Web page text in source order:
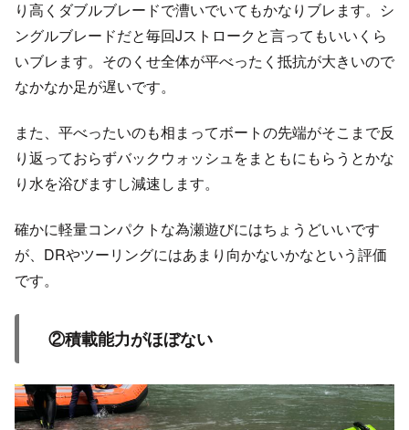
り高くダブルブレードで漕いでいてもかなりブレます。シ
ングルブレードだと毎回Jストロークと言ってもいいくら
いブレます。そのくせ全体が平べったく抵抗が大きいので
なかなか足が遅いです。
また、平べったいのも相まってボートの先端がそこまで反
り返っておらずバックウォッシュをまともにもらうとかな
り水を浴びますし減速します。
確かに軽量コンパクトな為瀬遊びにはちょうどいいです
が、DRやツーリングにはあまり向かないかなという評価
です。
②積載能力がほぼない